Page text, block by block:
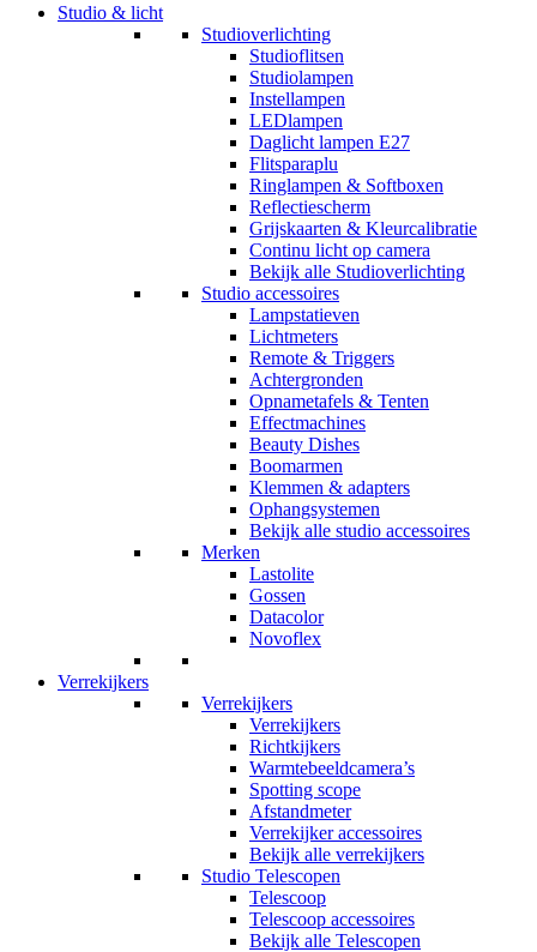
Studio & licht
Studioverlichting
Studioflitsen
Studiolampen
Instellampen
LEDlampen
Daglicht lampen E27
Flitsparaplu
Ringlampen & Softboxen
Reflectiescherm
Grijskaarten & Kleurcalibratie
Continu licht op camera
Bekijk alle Studioverlichting
Studio accessoires
Lampstatieven
Lichtmeters
Remote & Triggers
Achtergronden
Opnametafels & Tenten
Effectmachines
Beauty Dishes
Boomarmen
Klemmen & adapters
Ophangsystemen
Bekijk alle studio accessoires
Merken
Lastolite
Gossen
Datacolor
Novoflex
Verrekijkers
Verrekijkers
Verrekijkers
Richtkijkers
Warmtebeeldcamera’s
Spotting scope
Afstandmeter
Verrekijker accessoires
Bekijk alle verrekijkers
Studio Telescopen
Telescoop
Telescoop accessoires
Bekijk alle Telescopen